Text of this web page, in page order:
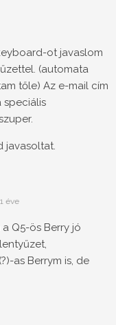
ot javaslom
(automata
tőle) Az e-mail cím
speciális
javasoltat.
éve
Q5-ös Berry jó
as Berrym is, de